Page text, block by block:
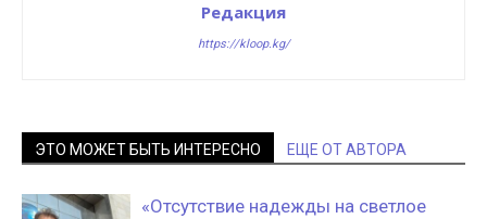
Редакция
https://kloop.kg/
ЭТО МОЖЕТ БЫТЬ ИНТЕРЕСНО ЕЩЕ ОТ АВТОРА
«Отсутствие надежды на светлое